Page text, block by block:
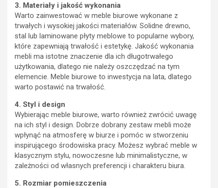
3. Materiały i jakość wykonania
Warto zainwestować w meble biurowe wykonane z
trwałych i wysokiej jakości materiałów. Solidne drewno,
stal lub laminowane płyty meblowe to popularne wybory,
które zapewniają trwałość i estetykę. Jakość wykonania
mebli ma istotne znaczenie dla ich długotrwałego
użytkowania, dlatego nie należy oszczędzać na tym
elemencie. Meble biurowe to inwestycja na lata, dlatego
warto postawić na trwałość.
4. Styl i design
Wybierając meble biurowe, warto również zwrócić uwagę
na ich styl i design. Dobrze dobrany zestaw mebli może
wpłynąć na atmosferę w biurze i pomóc w stworzeniu
inspirującego środowiska pracy. Możesz wybrać meble w
klasycznym stylu, nowoczesne lub minimalistyczne, w
zależności od własnych preferencji i charakteru biura.
5. Rozmiar pomieszczenia